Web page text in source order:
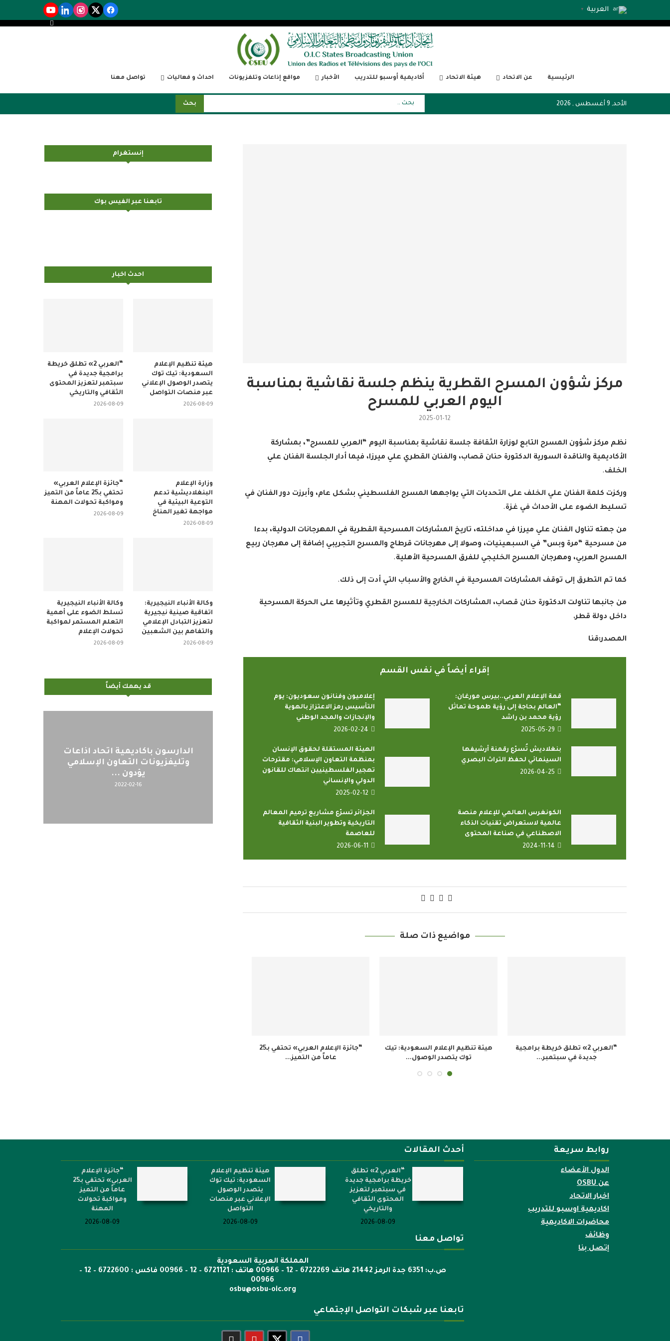
العربية ▼
الرئيسية عن الاتحاد هيئة الاتحاد أكاديمية أوسبو للتدريب الأخبار مواقع إذاعات وتلفزيونات احداث و فعاليات تواصل معنا
الأحد, 9 أغسطس , 2026 بحث
مركز شؤون المسرح القطرية ينظم جلسة نقاشية بمناسبة
اليوم العربي للمسرح
2025-01-12
نظم مركز شؤون المسرح التابع لوزارة الثقافة جلسة نقاشية بمناسبة اليوم “العربي للمسرح”، بمشاركة
الأكاديمية والناقدة السورية الدكتورة حنان قصاب، والفنان القطري علي ميرزا، فيما أدار الجلسة الفنان علي
الخلف.
وركزت كلمة الفنان علي الخلف على التحديات التي يواجهها المسرح الفلسطيني بشكل عام، وأبرزت دور الفنان في
تسليط الضوء على الأحداث في غزة.
من جهته تناول الفنان علي ميرزا في مداخلته، تاريخ المشاركات المسرحية القطرية في المهرجانات الدولية، بدءا
من مسرحية “مرة وبس” في السبعينيات، وصولا إلى مهرجانات قرطاج والمسرح التجريبي إضافة إلى مهرجان ربيع
المسرح العربي، ومهرجان المسرح الخليجي للفرق المسرحية الأهلية.
كما تم التطرق إلى توقف المشاركات المسرحية في الخارج والأسباب التي أدت إلى ذلك.
من جانبها تناولت الدكتورة حنان قصاب، المشاركات الخارجية للمسرح القطري وتأثيرها على الحركة المسرحية
داخل دولة قطر.
المصدر:قنا
إقراء أيضاً في نفس القسم
قمة الإعلام العربي..بيرس مورغان:
“العالم بحاجة إلى رؤية طموحة تماثل
رؤية محمد بن راشد
2025-05-29
إعلاميون وفنانون سعوديون: يوم
التأسيس رمز الاعتزاز بالهوية
والإنجازات والمجد الوطني
2026-02-24
بنغلاديش تُسرّع رقمنة أرشيفها
السينمائي لحفظ التراث البصري
2026-04-25
الهيئة المستقلة لحقوق الإنسان
بمنظمة التعاون الإسلامي: مقترحات
تهجير الفلسطينيين انتهاك للقانون
الدولي والإنساني
2025-02-12
الكونغرس العالمي للإعلام منصة
عالمية لاستعراض تقنيات الذكاء
الاصطناعي في صناعة المحتوى
2024-11-14
الجزائر تسرّع مشاريع ترميم المعالم
التاريخية وتطوير البنية الثقافية
للعاصمة
2026-06-11
مواضيع ذات صلة
“جائزة الإعلام العربي» تحتفي بـ25
وزارة الإعلام البنغلاديشية تدعم
التوعية البيئية في مواجهة...
وكالة الأنباء النيجيرية تسلط الضوء
على أهمية التعلم...
وكالة الأنباء النيجيرية: اتفاقية صينية
نيجيرية لتعزيز التبادل...
إنستغرام
تابعنا عبر الفيس بوك
احدث اخبار
“العربي 2» تطلق خريطة
برامجية جديدة في
سبتمبر لتعزيز المحتوى
الثقافي والتاريخي
2026-08-09
هيئة تنظيم الإعلام
السعودية: تيك توك
يتصدر الوصول الإعلاني
عبر منصات التواصل
2026-08-09
“جائزة الإعلام العربي»
تحتفي بـ25 عاماً من التميز
ومواكبة تحولات المهنة
2026-08-09
وزارة الإعلام
البنغلاديشية تدعم
التوعية البيئية في
مواجهة تغير المناخ
2026-08-09
وكالة الأنباء النيجيرية
تسلط الضوء على أهمية
التعلم المستمر لمواكبة
تحولات الإعلام
2026-08-09
وكالة الأنباء النيجيرية:
اتفاقية صينية نيجيرية
لتعزيز التبادل الإعلامي
والتفاهم بين الشعبين
2026-08-09
قد يهمك أيضاً
أمين عام منظمة التعاون الإسلامي
الدارسون باكاديمية اتحاد اذاعات
وتليفزيونات التعاون الإسلامي
يؤدون ...
اليوم : المشاركة بالاجتماع
التحضيري لمنظمي قمة اسيا...
روابط سريعة
الدول الأعضاء
عن OSBU
اخبار الاتحاد
اكاديمية اوسبو للتدريب
محاضرات الاكاديمية
وظائف
إتصل بنا
أحدث المقالات
“العربي 2» تطلق
خريطة برامجية جديدة
في سبتمبر لتعزيز
المحتوى الثقافي
والتاريخي
2026-08-09
هيئة تنظيم الإعلام
السعودية: تيك توك
يتصدر الوصول
الإعلاني عبر منصات
التواصل
2026-08-09
“جائزة الإعلام
العربي» تحتفي بـ25
عاماً من التميز
ومواكبة تحولات
المهنة
2026-08-09
تواصل معنا
المملكة العربية السعودية
ص.ب: 6351 جدة الرمز 21442 هاتف 6722269 – 12 – 00966 هاتف : 6721121 – 12 – 00966 فاكس : 6722600 – 12 –
00966
osbu@osbu-oic.org
تابعنا عبر شبكات التواصل الإجتماعي